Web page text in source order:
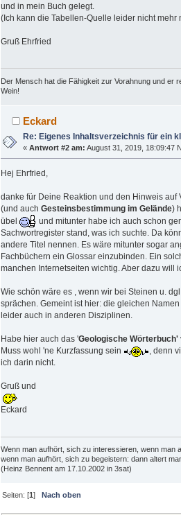
und in mein Buch gelegt.
(Ich kann die Tabellen-Quelle leider nicht mehr
Gruß Ehrfried
Der Mensch hat die Fähigkeit zur Vorahnung und er
Wein!
Eckard
Re: Eigenes Inhaltsverzeichnis für ein
«Antwort #2 am: August 31, 2019, 18:09:47
Hej Ehrfried,
danke für Deine Reaktion und den Hinweis auf
(und auch Gesteinsbestimmung im Gelände)
übel
und mitunter habe ich auch schon
Sachwortregister stand, was ich suchte. Da
andere Titel nennen. Es wäre mitunter sogar
Fachbüchern ein Glossar einzubinden. Ein
manchen Internetseiten wichtig. Aber dazu will
Wie schön wäre es , wenn wir bei Steinen u.
sprächen. Gemeint ist hier: die gleichen
leider auch in anderen Disziplinen.
Habe hier auch das 'Geologische Wörterbuch'
Muss wohl 'ne Kurzfassung sein
, denn
ich darin nicht.
Gruß und
Eckard
Wenn man aufhört, sich zu interessieren, wenn man
wenn man aufhört, sich zu begeistern: dann altert
(Heinz Bennent am 17.10.2002 in 3sat)
Seiten: [1] Nach oben